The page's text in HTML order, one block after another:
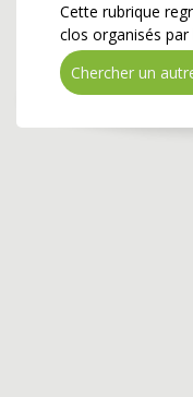
Cette rubrique
clos organisés
Chercher un